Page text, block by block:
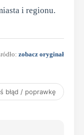
i regionu.
zobacz oryginał
błąd / poprawkę